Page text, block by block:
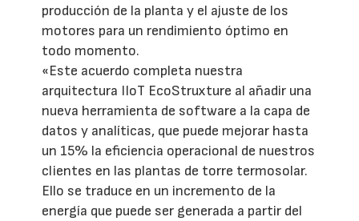
producción de la planta y el ajuste de los
motores para un rendimiento óptimo en
todo momento.
«Este acuerdo completa nuestra
arquitectura IIoT EcoStruxture al añadir una
nueva herramienta de software a la capa de
datos y analíticas, que puede mejorar hasta
un 15% la eficiencia operacional de nuestros
clientes en las plantas de torre termosolar.
Ello se traduce en un incremento de la
energía que puede ser generada a partir del